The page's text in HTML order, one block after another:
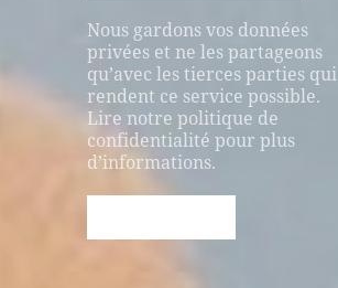
Nous gardons vos données
privées et ne les partageons
qu’avec les tierces parties qui
rendent ce service possible.
Lire notre politique de
confidentialité pour plus
d’informations.